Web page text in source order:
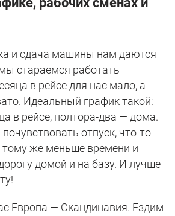
и сдача машины нам даются
стараемся работать
в рейсе для нас мало, а
Идеальный график такой:
в рейсе, полтора-два — дома.
отпуск, что-то
же меньше времени и
домой и на базу. И лучше
Европа — Скандинавия. Ездим